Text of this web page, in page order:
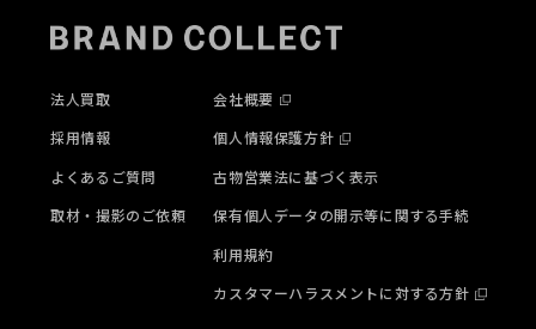
法人買取
採用情報
よくあるご質問
取材・撮影のご依頼
会社概要
個人情報保護方針
古物営業法に基づく表示
保有個人データの開示等に関する手続
利用規約
カスタマーハラスメントに対する方針